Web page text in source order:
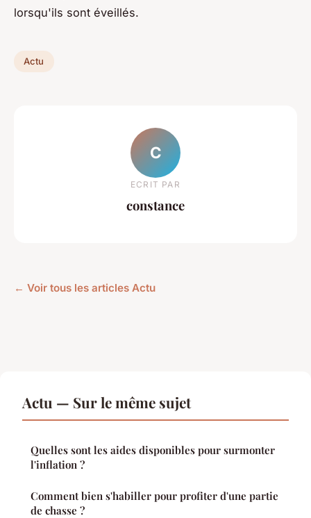
lorsqu'ils sont éveillés.
Actu
C
ECRIT PAR
constance
← Voir tous les articles Actu
Actu — Sur le même sujet
Quelles sont les aides disponibles pour surmonter
l'inflation ?
Comment bien s'habiller pour profiter d'une partie
de chasse ?